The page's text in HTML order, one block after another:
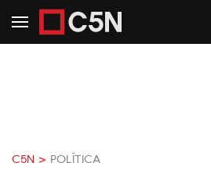
C5N > POLÍTICA